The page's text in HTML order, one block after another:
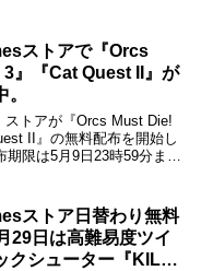
ストアで『Orcs
3』『Cat Quest II』が
ストアが『Orcs Must Die!
II』の無料配布を開始し
期限は5月9日23時59分まで
ストア日替わり無料
日は高難易度ツイ
クシューター『KILL